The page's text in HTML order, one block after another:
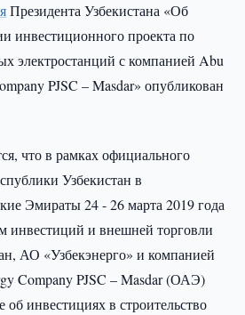
Президента Узбекистана «Об
инвестиционного проекта по
электростанций с компанией Abu
PJSC – Masdar» опубликован
что в рамках официального
Узбекистан в
Эмираты 24 - 26 марта 2019 года
инвестиций и внешней торговли
АО «Узбекэнерго» и компанией
Company PJSC – Masdar (ОАЭ)
об инвестициях в строительство